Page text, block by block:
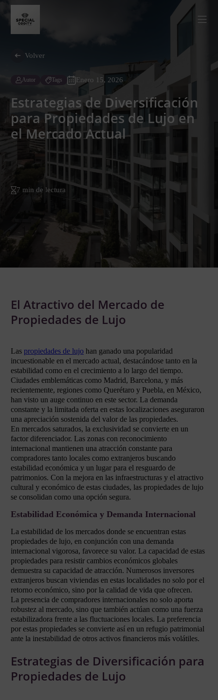
Volver
Autor Tags Enero 15, 2026
Estrategias de Diversificación
para Propiedades de Lujo en
el Mercado Actual
7 min de lectura
El Atractivo del Mercado de
Propiedades de Lujo
Las propiedades de lujo han ganado una popularidad
incuestionable en el mercado actual, destacándose tanto en la
estabilidad como en el crecimiento a lo largo del tiempo.
Ciudades emblemáticas como Madrid, Barcelona, y más
recientemente, regiones como Querétaro y Puebla, en México,
han visto un auge continuo en este sector. La demanda
constante y la limitada oferta en estas localizaciones aseguraron
una apreciación sostenida del valor de las propiedades.
En mercados saturados, la exclusividad se convierte en un
factor diferenciador. Las zonas con reconocimiento
internacional mantienen una atracción constante para
compradores tanto locales como extranjeros buscando
estabilidad económica y un lugar para el resguardo de
patrimonios. Con la mejora en las infraestructuras y el atractivo
cultural y económico de estas ciudades, las propiedades de lujo
se consolidan como una opción segura.
Estabilidad Económica y Demanda Internacional
La estabilidad de los mercados donde se encuentran estas
propiedades de lujo, en conjunción con una demanda
internacional vigorosa, favorece su valor. La capacidad de estas
propiedades para resistir cambios económicos globales
demuestra su capacidad de atracción. Numerosos inversores
extranjeros buscan viviendas en estas localidades no solo por el
retorno económico, sino por la calidad de vida que ofrecen.
La presencia de compradores internacionales no solo aporta
robustez al mercado, sino que también actúan como una fuerza
estabilizadora frente a las fluctuaciones locales. La preferencia
por estas propiedades se convierte así en un refugio patrimonial
ante la inestabilidad de otros activos financieros más volátiles.
Estrategias de Diversificación para
Propiedades de Lujo